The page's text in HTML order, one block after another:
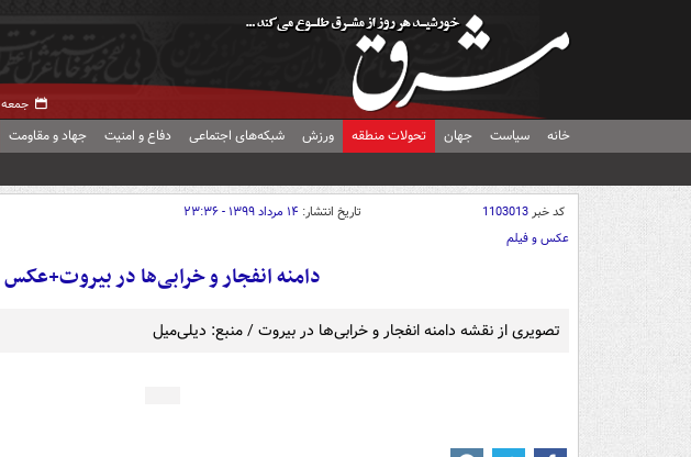
جمعه ۱۶ مرداد ۱۴۰۵ -
خانه سیاست جهان تحولات منطقه ورزش شبکه‌های اجتماعی دفاع و امنیت جهاد و مقاومت
کد خبر1103013 تاریخ انتشار: ۱۴ مرداد ۱۳۹۹ - ۲۳:۳۶
عکس و فیلم
دامنه‌ انفجار و خرابی‌ها در بیروت+عکس
تصویری از نقشه دامنه‌ انفجار و خرابی‌ها در بیروت / منبع: دیلی‌میل